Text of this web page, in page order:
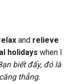
and relieve
holidays when I
biết đấy, đó là
thẳng.